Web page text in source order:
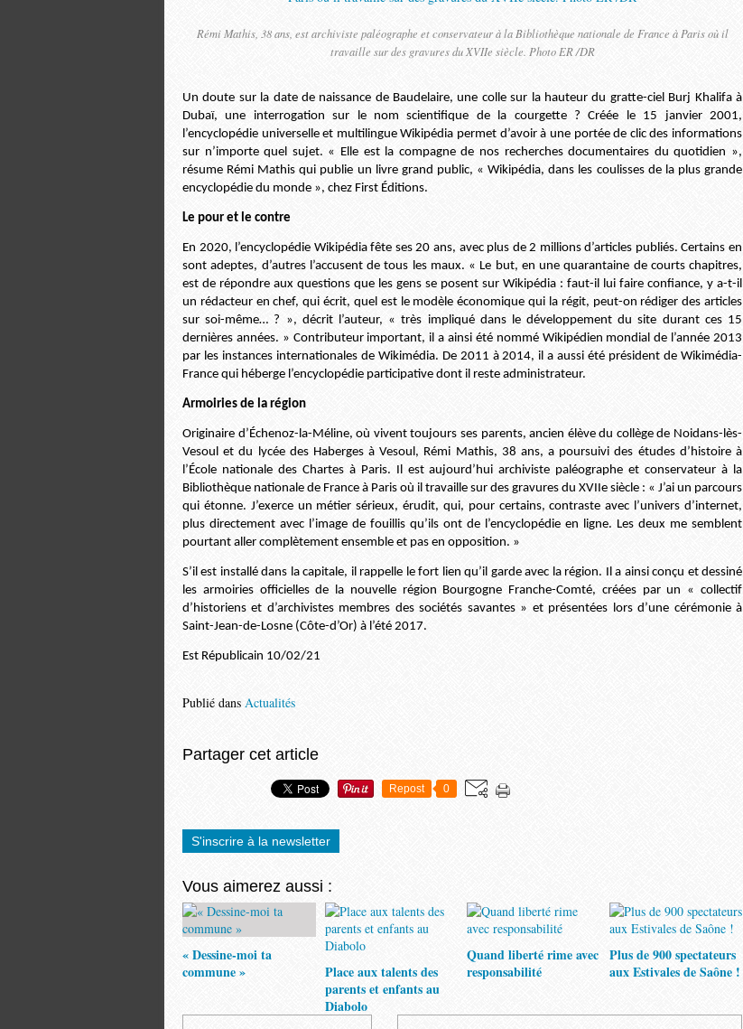
Rémi Mathis, 38 ans, est archiviste paléographe et conservateur à la Bibliothèque nationale de France à Paris où il
travaille sur des gravures du XVIIe siècle. Photo ER /DR
U n doute sur la date de naissance de Baudelaire, une colle sur la hauteur du gratte-ciel Burj Khalifa à
Dubaï, une interrogation sur le nom scientifique de la courgette ? Créée le 15 janvier 2001,
l’encyclopédie universelle et multilingue Wikipédia permet d’avoir à une portée de clic des informations
sur n’importe quel sujet. « Elle est la compagne de nos recherches documentaires du quotidien »,
résume Rémi Mathis qui publie un livre grand public, « Wikipédia, dans les coulisses de la plus grande
encyclopédie du monde », chez First Éditions.
Le pour et le contre
En 2020, l’encyclopédie Wikipédia fête ses 20 ans, avec plus de 2 millions d’articles publiés. Certains en
sont adeptes, d’autres l’accusent de tous les maux. « Le but, en une quarantaine de courts chapitres,
est de répondre aux questions que les gens se posent sur Wikipédia : faut-il lui faire confiance, y a-t-il
un rédacteur en chef, qui écrit, quel est le modèle économique qui la régit, peut-on rédiger des articles
sur soi-même… ? », décrit l’auteur, « très impliqué dans le développement du site durant ces 15
dernières années. » Contributeur important, il a ainsi été nommé Wikipédien mondial de l’année 2013
par les instances internationales de Wikimédia. De 2011 à 2014, il a aussi été président de Wikimédia-
France qui héberge l’encyclopédie participative dont il reste administrateur.
Armoiries de la région
Originaire d’Échenoz-la-Méline, où vivent toujours ses parents, ancien élève du collège de Noidans-lès-
Vesoul et du lycée des Haberges à Vesoul, Rémi Mathis, 38 ans, a poursuivi des études d’histoire à
l’École nationale des Chartes à Paris. Il est aujourd’hui archiviste paléographe et conservateur à la
Bibliothèque nationale de France à Paris où il travaille sur des gravures du XVIIe siècle : « J’ai un parcours
qui étonne. J’exerce un métier sérieux, érudit, qui, pour certains, contraste avec l’univers d’internet,
plus directement avec l’image de fouillis qu’ils ont de l’encyclopédie en ligne. Les deux me semblent
pourtant aller complètement ensemble et pas en opposition. »
S’il est installé dans la capitale, il rappelle le fort lien qu’il garde avec la région. Il a ainsi conçu et dessiné
les armoiries officielles de la nouvelle région Bourgogne Franche-Comté, créées par un « collectif
d’historiens et d’archivistes membres des sociétés savantes » et présentées lors d’une cérémonie à
Saint-Jean-de-Losne (Côte-d’Or) à l’été 2017.
Est Républicain 10/02/21
Publié dans Actualités
Partager cet article
Repost 0
S'inscrire à la newsletter
Vous aimerez aussi :
« Dessine-moi ta
commune »
Place aux talents des
parents et enfants au
Diabolo
Quand liberté rime avec
responsabilité
Plus de 900 spectateurs
aux Estivales de Saône !